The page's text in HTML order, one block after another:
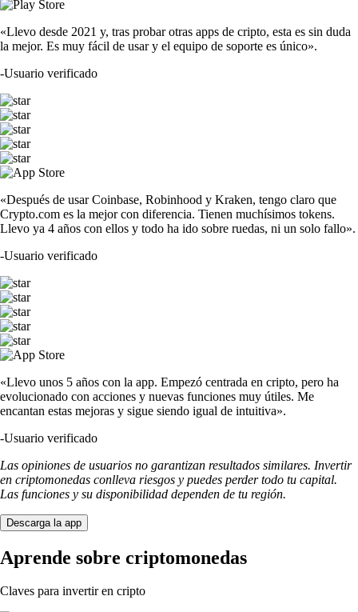
«Llevo desde 2021 y, tras probar otras apps de cripto, esta es sin duda
la mejor. Es muy fácil de usar y el equipo de soporte es único».
-Usuario verificado
«Después de usar Coinbase, Robinhood y Kraken, tengo claro que
Crypto.com es la mejor con diferencia. Tienen muchísimos tokens.
Llevo ya 4 años con ellos y todo ha ido sobre ruedas, ni un solo fallo».
-Usuario verificado
«Llevo unos 5 años con la app. Empezó centrada en cripto, pero ha
evolucionado con acciones y nuevas funciones muy útiles. Me
encantan estas mejoras y sigue siendo igual de intuitiva».
-Usuario verificado
Las opiniones de usuarios no garantizan resultados similares. Invertir
en criptomonedas conlleva riesgos y puedes perder todo tu capital.
Las funciones y su disponibilidad dependen de tu región.
Descarga la app
Aprende sobre criptomonedas
Claves para invertir en cripto